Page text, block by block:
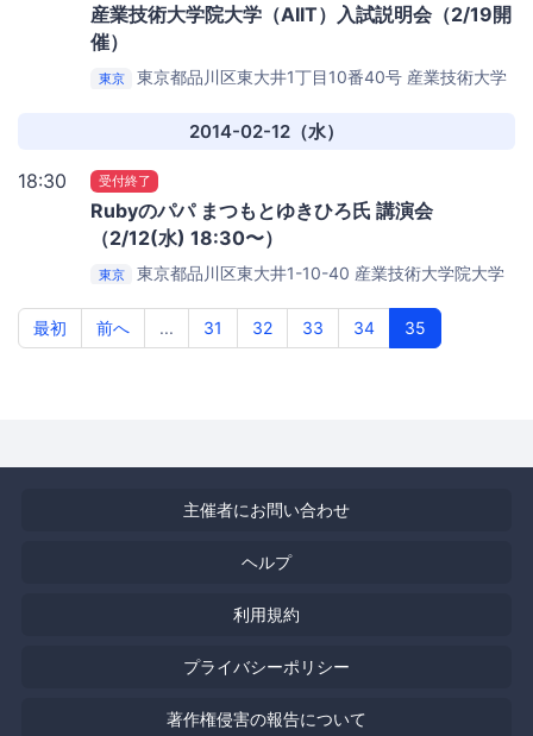
産業技術大学院大学（AIIT）入試説明会（2/19開
催）
東京 東京都品川区東大井1丁目10番40号 産業技術大学
2014-02-12（水）
18:30 受付終了
Rubyのパパ まつもとゆきひろ氏 講演会
（2/12(水) 18:30〜）
東京 東京都品川区東大井1-10-40 産業技術大学院大学
最初
前へ ... 31 32 33 34 35
主催者にお問い合わせ
ヘルプ
利用規約
プライバシーポリシー
著作権侵害の報告について